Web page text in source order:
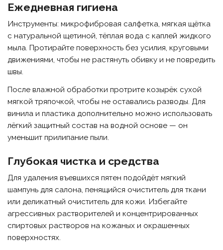
Ежедневная гигиена
Инструменты: микрофибровая салфетка, мягкая щётка
с натуральной щетиной, тёплая вода с каплей жидкого
мыла. Протирайте поверхность без усилия, круговыми
движениями, чтобы не растянуть обивку и не повредить
швы.
После влажной обработки протрите козырёк сухой
мягкой тряпочкой, чтобы не оставались разводы. Для
винила и пластика дополнительно можно использовать
лёгкий защитный состав на водной основе — он
уменьшит прилипание пыли.
Глубокая чистка и средства
Для удаления въевшихся пятен подойдёт мягкий
шампунь для салона, пенящийся очиститель для ткани
или деликатный очиститель для кожи. Избегайте
агрессивных растворителей и концентрированных
спиртовых растворов на кожаных и окрашенных
поверхностях.